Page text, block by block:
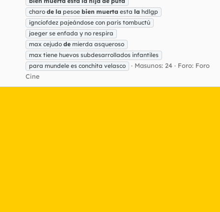
charo de la pesoe bien muerta esta la hdlgp
ignciofdez pajeándose con paris tombuctú
jaeger se enfada y no respira
max cejudo de mierda asqueroso
max tiene huevos subdesarrollados infantiles
para mundele es conchita velasco
Masunos: 24 Foro: Foro
Cine